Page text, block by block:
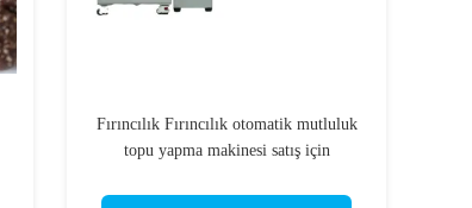
Fırıncılık Fırıncılık otomatik mutluluk
topu yapma makinesi satış için